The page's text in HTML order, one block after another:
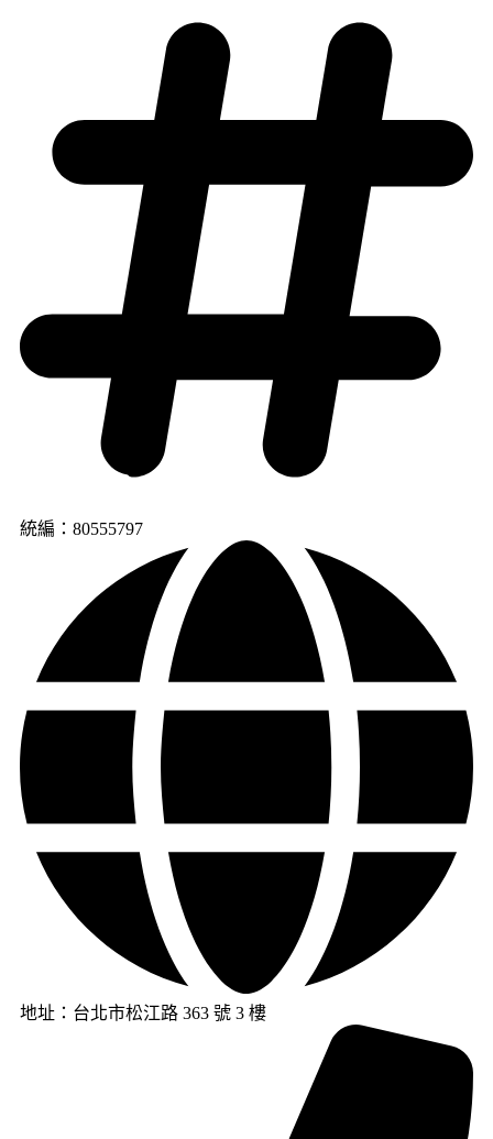
統編：80555797
地址：台北市松江路 363 號 3 樓